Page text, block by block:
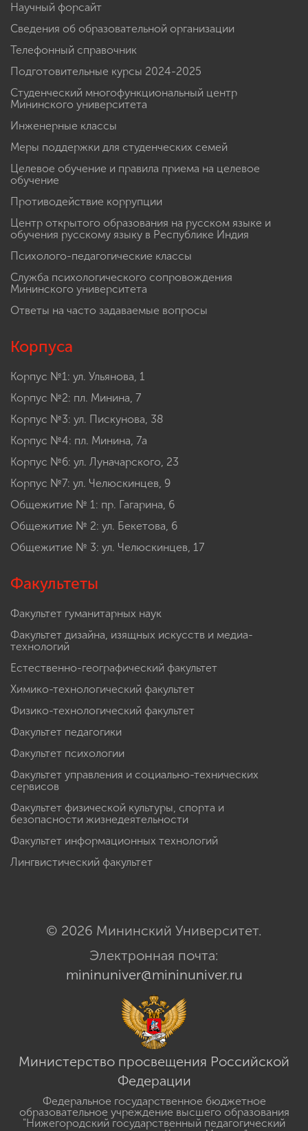
Научный форсайт
Сведения об образовательной организации
Телефонный справочник
Подготовительные курсы 2024-2025
Студенческий многофункциональный центр
Мининского университета
Инженерные классы
Меры поддержки для студенческих семей
Целевое обучение и правила приема на целевое
обучение
Противодействие коррупции
Центр открытого образования на русском языке и
обучения русскому языку в Республике Индия
Психолого-педагогические классы
Служба психологического сопровождения
Мининского университета
Ответы на часто задаваемые вопросы
Корпуса
Корпус №1: ул. Ульянова, 1
Корпус №2: пл. Минина, 7
Корпус №3: ул. Пискунова, 38
Корпус №4: пл. Минина, 7а
Корпус №6: ул. Луначарского, 23
Корпус №7: ул. Челюскинцев, 9
Общежитие № 1: пр. Гагарина, 6
Общежитие № 2: ул. Бекетова, 6
Общежитие № 3: ул. Челюскинцев, 17
Факультеты
Факультет гуманитарных наук
Факультет дизайна, изящных искусств и медиа-
технологий
Естественно-географический факультет
Химико-технологический факультет
Физико-технологический факультет
Факультет педагогики
Факультет психологии
Факультет управления и социально-технических
сервисов
Факультет физической культуры, спорта и
безопасности жизнедеятельности
Факультет информационных технологий
Лингвистический факультет
© 2026 Мининский Университет.
Электронная почта:
mininuniver@mininuniver.ru
Министерство просвещения Российской
Федерации
Федеральное государственное бюджетное
образовательное учреждение высшего образования
"Нижегородский государственный педагогический